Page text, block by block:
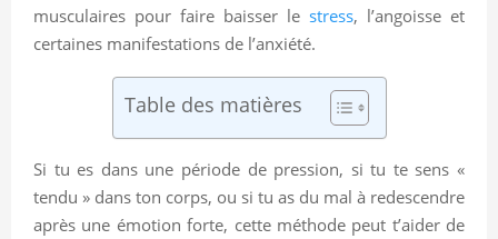
musculaires pour faire baisser le stress, l’angoisse et
certaines manifestations de l’anxiété.
Table des matières
Si tu es dans une période de pression, si tu te sens «
tendu » dans ton corps, ou si tu as du mal à redescendre
après une émotion forte, cette méthode peut t’aider de